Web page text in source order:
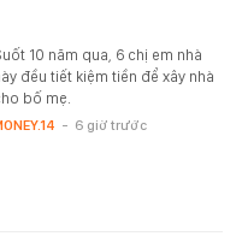
10 năm qua, 6 chị em nhà
đều tiết kiệm tiền để xây nhà
bố mẹ.
- 6 giờ trước